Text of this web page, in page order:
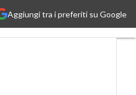
Aggiungi tra i preferiti su Google